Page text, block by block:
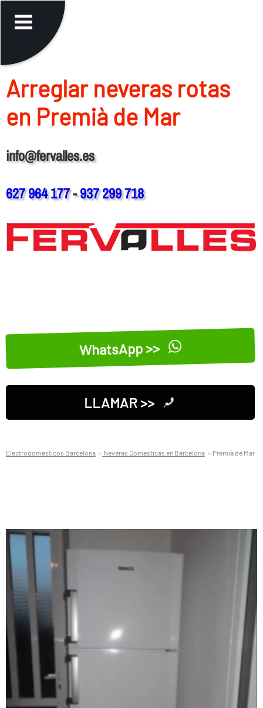
Arreglar neveras rotas
en Premià de Mar
info@fervalles.es
627 964 177-937 299 718
WhatsApp >>
LLAMAR >>
Electrodomesticos Barcelona Neveras Domesticas en Barcelona Premià de Mar